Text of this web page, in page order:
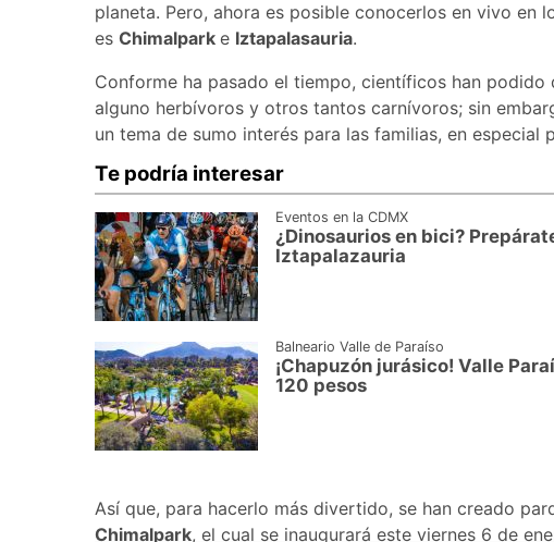
planeta. Pero, ahora es posible conocerlos en vivo en
es Chimalpark e Iztapalasauria.
Conforme ha pasado el tiempo, científicos han
alguno herbívoros y otros tantos carnívoros; sin
un tema de sumo interés para las familias, en especial
Te podría interesar
Eventos en la CDMX
¿Dinosaurios en bici?
Iztapalazauria
Balneario Valle de Paraíso
¡Chapuzón jurásico! Valle
120 pesos
Así que, para hacerlo más divertido, se han creado
Chimalpark, el cual se inaugurará este viernes 6 de